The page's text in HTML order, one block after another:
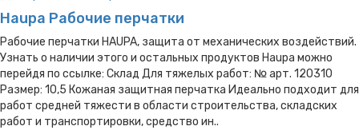
Haupa Рабочие перчатки
Рабочие перчатки HAUPA, защита от механических воздействий.
Узнать о наличии этого и остальных продуктов Haupa можно
перейдя по ссылке: Склад Для тяжелых работ: № арт. 120310
Размер: 10,5 Кожаная защитная перчатка Идеально подходит для
работ средней тяжести в области строительства, складских
работ и транспортировки, средство ин..